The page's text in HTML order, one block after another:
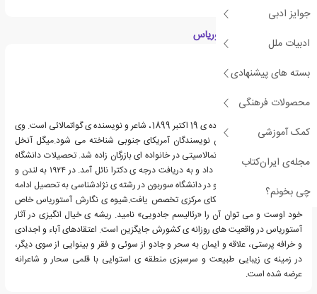
جوایز ادبی
ادبیات ملل
بسته های پیشنهادی
محصولات فرهنگی
کمک آموزشی
مجله‌ی ایران‌کتاب
چی بخونم؟
درباره میگل انخل استوریاس
میگل آنخل آستوریاس، زاده ی 19 اکتبر 1899، شاعر و نویسنده ی گواتمالائی است. وی
به عنوان یکی از بزرگترین نویسندگان آمریکای جنوبی شناخته می شود.میگل آنخل
آستوریاس در ۱۸۹۹ در گواتمالاسیتی در خانواده ای بازرگان زاده شد. تحصیلات دانشگاه
را در رشته ی حقوق انجام داد و به دریافت درجه ی دکترا نائل آمد. در ۱۹۲۴ به لندن و
سپس به پاریس سفر کرد و در دانشگاه سوربون در رشته ی نژادشناسی به تحصیل ادامه
داد و در ادیان قدیم آمریکای مرکزی تخصص یافت.شیوه ی نگارش آستوریاس خاص
خود اوست و می توان آن را «رئالیسم جادویی» نامید. ریشه ی خیال انگیزی در آثار
آستوریاس در واقعیت های روزانه ی کشورش جایگزین است. اعتقادهای آباء و اجدادی
و خرافه پرستی، علاقه و ایمان به سحر و جادو از سوئی و فقر و بینوایی از سوی دیگر،
در زمینه ی زیبایی طبیعت و سرسبزی منطقه ی استوایی با قلمی سحار و شاعرانه
عرضه شده است.